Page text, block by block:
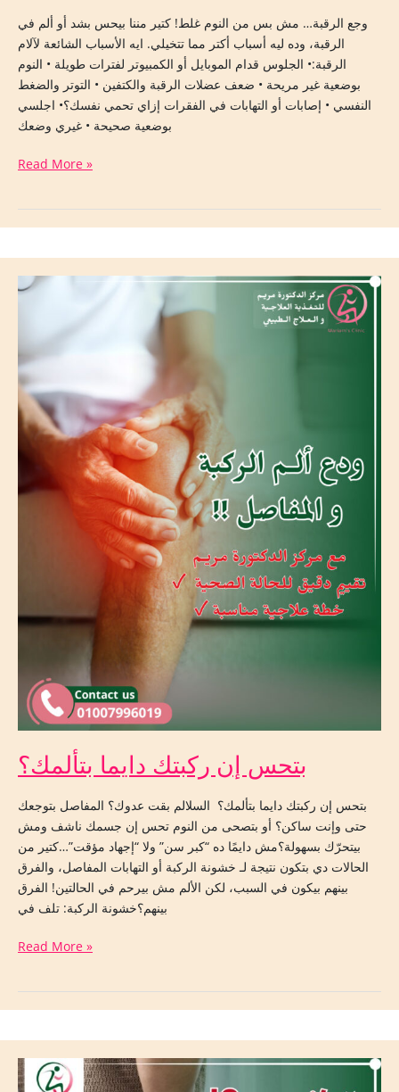
وجع الرقبة… مش بس من النوم غلط! كتير مننا بيحس بشد أو ألم في
الرقبة، وده ليه أسباب أكتر مما تتخيلي. ايه الأسباب الشائعة لآلام
الرقبة:• الجلوس قدام الموبايل أو الكمبيوتر لفترات طويلة • النوم
بوضعية غير مريحة • ضعف عضلات الرقبة والكتفين • التوتر والضغط
النفسي • إصابات أو التهابات في الفقرات إزاي تحمي نفسك؟• اجلسي
بوضعية صحيحة • غيري وضعك
Read More »
بتحس إن ركبتك دايما بتألمك؟
بتحس إن ركبتك دايما بتألمك؟ السلالم بقت عدوك؟ المفاصل بتوجعك
حتى وإنت ساكن؟ أو بتصحى من النوم تحس إن جسمك ناشف ومش
بيتحرّك بسهولة؟مش دايمًا ده “كبر سن” ولا “إجهاد مؤقت”…كتير من
الحالات دي بتكون نتيجة لـ خشونة الركبة أو التهابات المفاصل، والفرق
بينهم بيكون في السبب، لكن الألم مش بيرحم في الحالتين! الفرق
بينهم؟خشونة الركبة: تلف في
بتحس
دايما
بتألمك؟
Read More »
ألم
أسفل